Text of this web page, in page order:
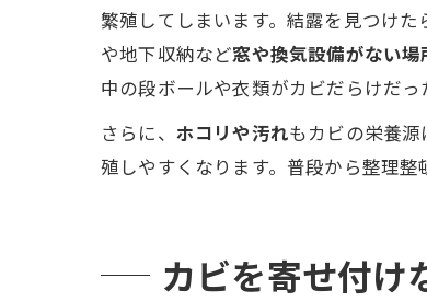
繁殖してしまいます。結露を見つけ
や地下収納など窓や換気設備がない場
中の段ボールや衣類がカビだらけだ
さらに、 ホコリや汚れもカビの栄養
殖しやすくなります。普段から整理
カビを寄せ付け